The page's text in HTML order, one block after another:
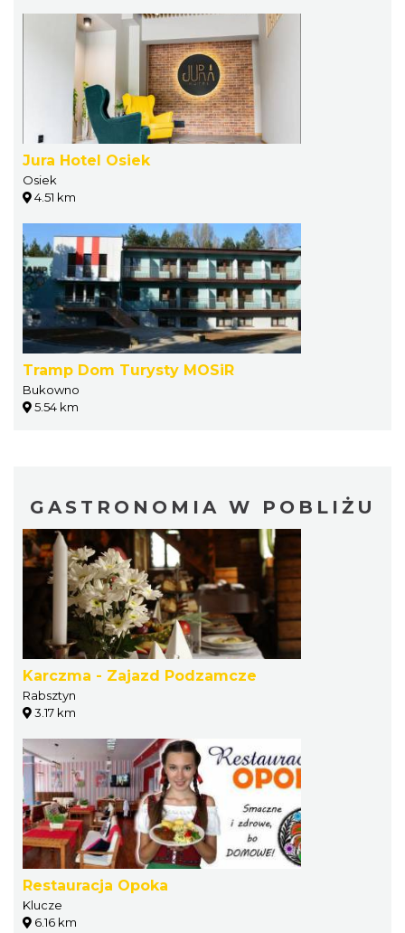
Jura Hotel Osiek
Osiek
4.51 km
Tramp Dom Turysty MOSiR
Bukowno
5.54 km
GASTRONOMIA W POBLIŻU
Karczma - Zajazd Podzamcze
Rabsztyn
3.17 km
Restauracja Opoka
Klucze
6.16 km